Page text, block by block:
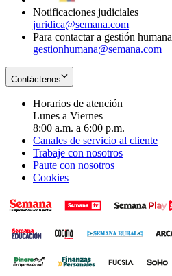
Notificaciones judiciales
juridica@semana.com
Para contactar a gestión humana
gestionhumana@semana.com
Contáctenos
Horarios de atención
Lunes a Viernes
8:00 a.m. a 6:00 p.m.
Canales de servicio al cliente
Trabaje con nosotros
Paute con nosotros
Cookies